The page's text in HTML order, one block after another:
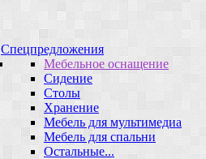
Спецпредложения
Мебельное оснащение
Сидение
Столы
Хранение
Мебель для мультимедиа
Мебель для спальни
Остальные...